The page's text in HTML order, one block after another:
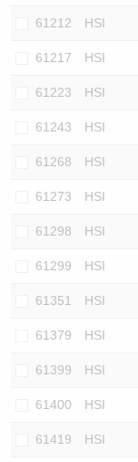
61212 HSI
61217 HSI
61223 HSI
61243 HSI
61268 HSI
61273 HSI
61298 HSI
61299 HSI
61351 HSI
61379 HSI
61399 HSI
61400 HSI
61419 HSI